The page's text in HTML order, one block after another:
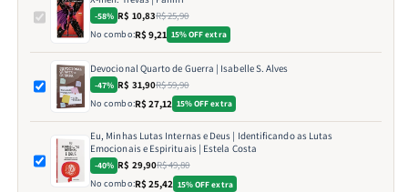
-58% R$ 10,83R$ 25,90
No combo:R$ 9,21 15% OFF extra
Devocional Quarto de Guerra | Isabelle S. Alves
-47% R$ 31,90R$ 59,90
No combo:R$ 27,12 15% OFF extra
Eu, Minhas Lutas Internas e Deus | Identificando as Lutas
Emocionais e Espirituais | Estela Costa
-40% R$ 29,90R$ 49,80
No combo:R$ 25,42 15% OFF extra